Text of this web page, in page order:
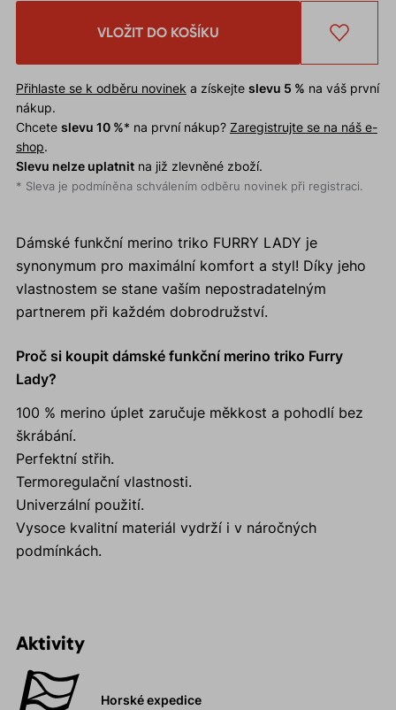
VLOŽIT DO KOŠÍKU
Přihlaste se k odběru novinek a získejte slevu 5 % na váš první
nákup.
Chcete slevu 10 %* na první nákup? Zaregistrujte se na náš e-
shop.
Slevu nelze uplatnitna již zlevněné zboží.
* Sleva je podmíněna schválením odběru novinek při registraci.
Dámské funkční merino triko FURRY LADY je
synonymum pro maximální komfort a styl! Díky jeho
vlastnostem se stane vaším nepostradatelným
partnerem při každém dobrodružství.
Proč si koupit dámské funkční merino triko Furry
Lady?
100 % merino úplet zaručuje měkkost a pohodlí bez
škrábání.
Perfektní střih.
Termoregulační vlastnosti.
Univerzální použití.
Vysoce kvalitní materiál vydrží i v náročných
podmínkách.
Aktivity
Horské expedice